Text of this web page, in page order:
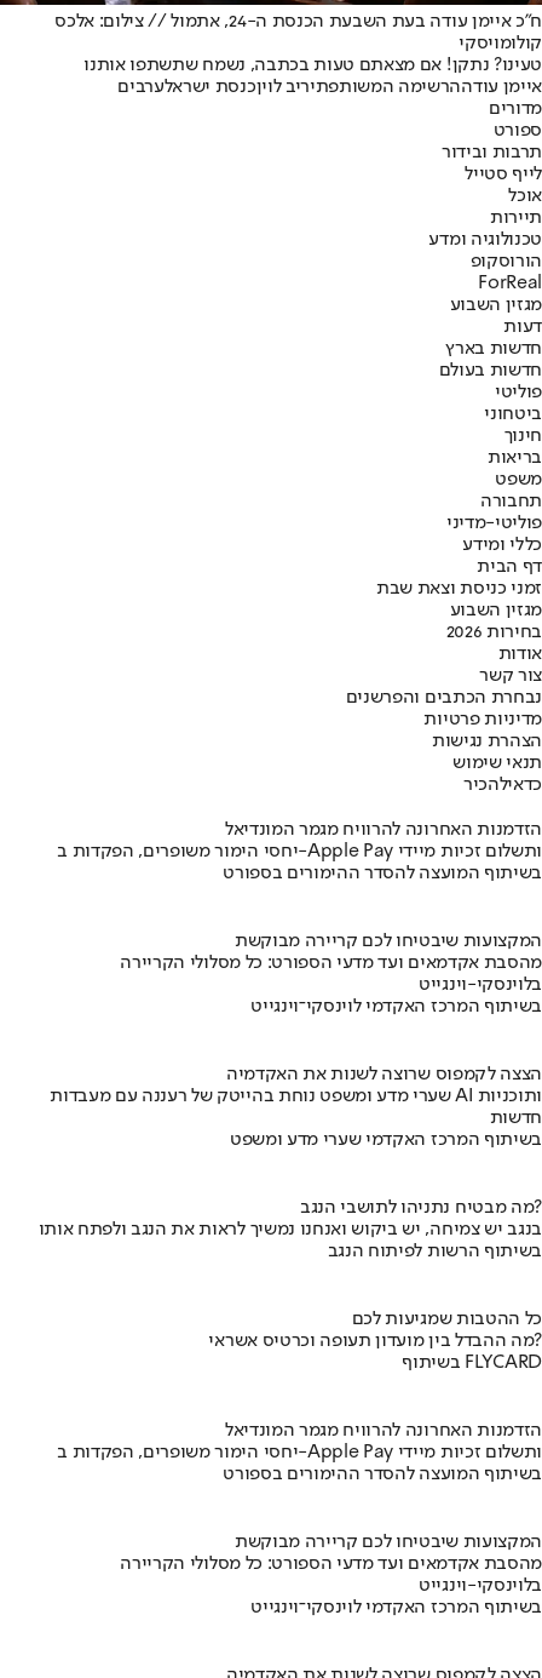
ח"כ איימן עודה בעת השבעת הכנסת ה-24, אתמול // צילום: אלכס
קולומויסקי
טעינו? נתקן! אם מצאתם טעות בכתבה, נשמח שתשתפו אותנו
איימן עודההרשימה המשותפתיריב לויןכנסת ישראלערבים
מדורים
ספורט
תרבות ובידור
לייף סטייל
אוכל
תיירות
טכנולוגיה ומדע
הורוסקופ
ForReal
מגזין השבוע
דעות
חדשות בארץ
חדשות בעולם
פוליטי
ביטחוני
חינוך
בריאות
משפט
תחבורה
פוליטי-מדיני
כללי ומידע
דף הבית
זמני כניסת וצאת שבת
מגזין השבוע
בחירות 2026
אודות
צור קשר
נבחרת הכתבים והפרשנים
מדיניות פרטיות
הצהרת נגישות
תנאי שימוש
כדאילהכיר
הזדמנות האחרונה להרוויח מגמר המונדיאל
יחסי הימור משופרים, הפקדות ב-Apple Pay ותשלום זכיות מיידי
בשיתוף המועצה להסדר ההימורים בספורט
המקצועות שיבטיחו לכם קריירה מבוקשת
מהסבת אקדמאים ועד מדעי הספורט: כל מסלולי הקריירה
בלוינסקי-וינגייט
בשיתוף המרכז האקדמי לוינסקי־וינגייט
הצצה לקמפוס שרוצה לשנות את האקדמיה
שערי מדע ומשפט נוחת בהייטק של רעננה עם מעבדות AI ותוכניות
חדשות
בשיתוף המרכז האקדמי שערי מדע ומשפט
מה מבטיח נתניהו לתושבי הנגב?
בנגב יש צמיחה, יש ביקוש ואנחנו נמשיך לראות את הנגב ולפתח אותו
בשיתוף הרשות לפיתוח הנגב
כל ההטבות שמגיעות לכם
מה ההבדל בין מועדון תעופה וכרטיס אשראי?
בשיתוף FLYCARD
הזדמנות האחרונה להרוויח מגמר המונדיאל
יחסי הימור משופרים, הפקדות ב-Apple Pay ותשלום זכיות מיידי
בשיתוף המועצה להסדר ההימורים בספורט
המקצועות שיבטיחו לכם קריירה מבוקשת
מהסבת אקדמאים ועד מדעי הספורט: כל מסלולי הקריירה
בלוינסקי-וינגייט
בשיתוף המרכז האקדמי לוינסקי־וינגייט